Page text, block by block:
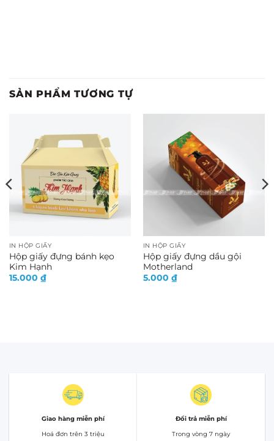
SẢN PHẨM TƯƠNG TỰ
IN HỘP GIẤY
Hộp giấy đựng bánh kẹo
Kim Hạnh
15.000 ₫
IN HỘP GIẤY
Hộp giấy đựng dầu gội
Motherland
5.000 ₫
Giao hàng miễn phí
Hoá đơn trên 3 triệu
Đổi trả miễn phí
Trong vòng 7 ngày